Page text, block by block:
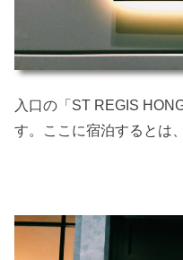
入口の「ST REGIS
す。ここに宿泊するとは